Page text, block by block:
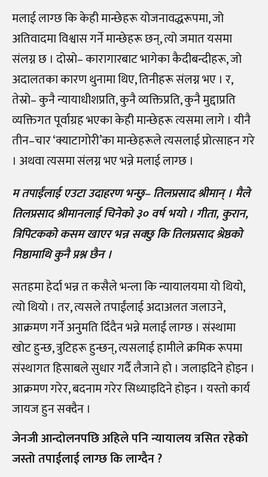
मलाई लाग्छ कि केही मान्छेहरू योजनावद्धरूपमा, जो
अतिवादमा विश्वास गर्ने मान्छेहरू छन्, त्यो जमात यसमा
संलग्न छ । दोस्रो–कारागारबाट भागेका कैदीबन्दीहरू, जो
अदालतका कारण थुनामा थिए, तिनीहरू संलग्न भए । र,
तेस्रो–कुनै न्यायाधीशप्रति, कुनै व्यक्तिप्रति, कुनै मुद्दाप्रति
व्यक्तिगत पूर्वाग्रह भएका केही मान्छेहरू त्यसमा लागे । यीनै
तीन–चार ‘क्याटागोरी’का मान्छेहरूले त्यसलाई प्रोत्साहन गरे
। अथवा त्यसमा संलग्न भए भन्ने मलाई लाग्छ ।
म तपाईंलाई एउटा उदाहरण भन्छु–तिलप्रसाद श्रीमान् । मैले
तिलप्रसाद श्रीमानलाई चिनेको ३० वर्ष भयो । गीता, कुरान,
त्रिपिटकको कसम खाएर भन्न सक्छु कि तिलप्रसाद श्रेष्ठको
निष्ठामाथि कुनै प्रश्न छैन ।
सतहमा हेर्दा भन्न त कसैले भन्ला कि न्यायालयमा यो थियो,
त्यो थियो । तर, त्यसले तपाईंलाई अदाअलत जलाउने,
आक्रमण गर्ने अनुमति दिँदैन भन्ने मलाई लाग्छ । संस्थामा
खोट हुन्छ, त्रुटिहरू हुन्छन्, त्यसलाई हामीले क्रमिक रूपमा
संस्थागत हिसाबले सुधार गर्दै लैजाने हो । जलाइदिने होइन ।
आक्रमण गरेर, बदनाम गरेर सिध्याइदिने होइन । यस्तो कार्य
जायज हुन सक्दैन ।
जेनजी आन्दोलनपछि अहिले पनि न्यायालय त्रसित रहेको
जस्तो तपाईलाई लाग्छ कि लाग्दैन ?